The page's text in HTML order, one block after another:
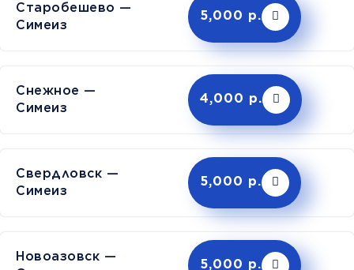
Старобешево —
Симеиз
5,000 р.
Снежное —
Симеиз
4,000 р.
Свердловск —
Симеиз
5,000 р.
Новоазовск —
5,000 р.